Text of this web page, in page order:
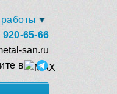
920-65-66
san.ru
в